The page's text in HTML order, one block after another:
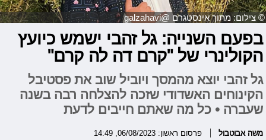
© צילום: מתוך אינסטגרם @galzahavi
בפעם השנייה: גל זהבי ישמש כיועץ
הקולינרי של "קרם דה לה קרם"
גל זהבי יוצא מהמסך ויוביל שוב את פסטיבל
הקינוחים האשדודי שזכה להצלחה רבה בשנה
שעברה • כל מה שאתם חייבים לדעת
משה אבוטבול פרסום ראשון: 06/08/2023, 14:49